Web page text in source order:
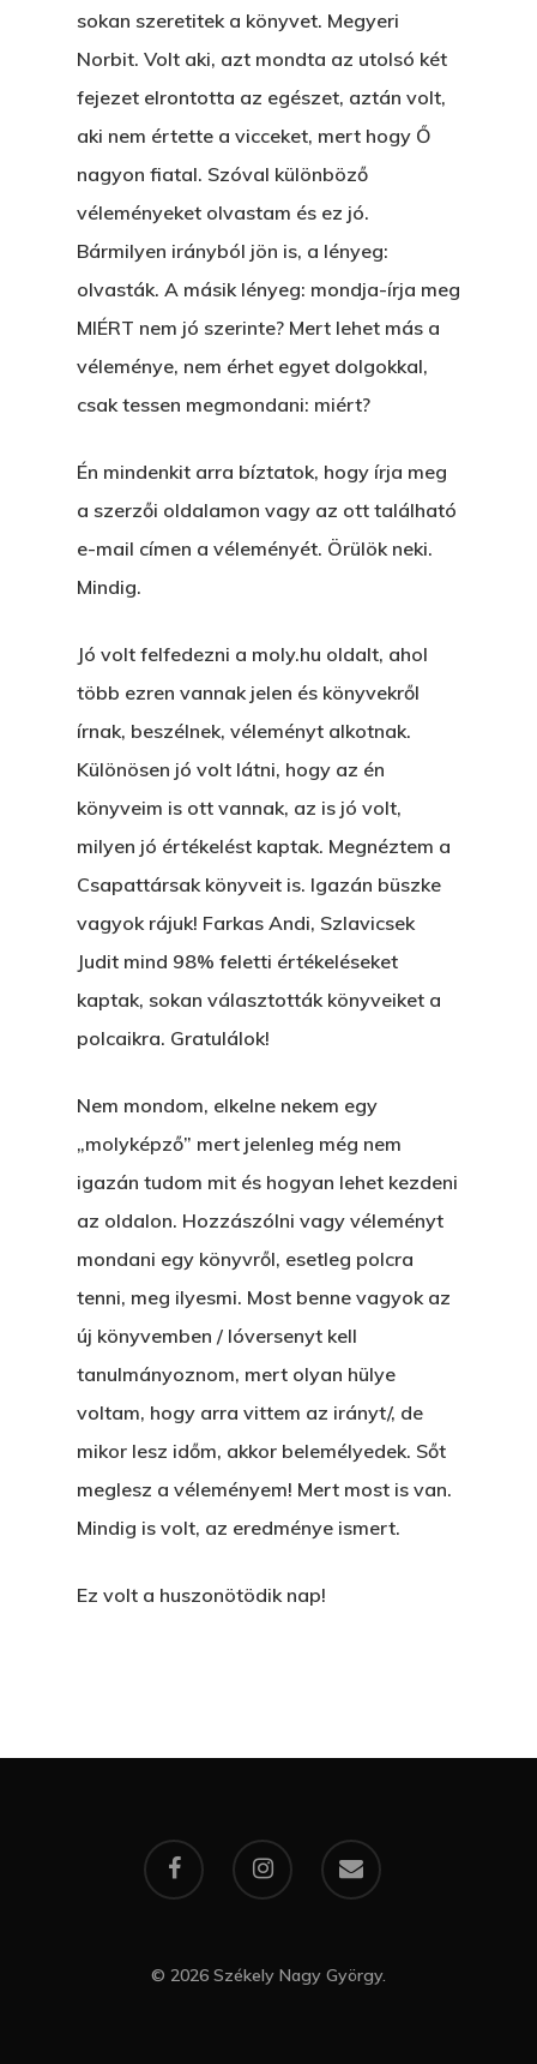
sokan szeretitek a könyvet. Megyeri
Norbit. Volt aki, azt mondta az utolsó két
fejezet elrontotta az egészet, aztán volt,
aki nem értette a vicceket, mert hogy Ő
nagyon fiatal. Szóval különböző
véleményeket olvastam és ez jó.
Bármilyen irányból jön is, a lényeg:
olvasták. A másik lényeg: mondja-írja meg
MIÉRT nem jó szerinte? Mert lehet más a
véleménye, nem érhet egyet dolgokkal,
csak tessen megmondani: miért?
Én mindenkit arra bíztatok, hogy írja meg
a szerzői oldalamon vagy az ott található
e-mail címen a véleményét. Örülök neki.
Mindig.
Jó volt felfedezni a moly.hu oldalt, ahol
több ezren vannak jelen és könyvekről
írnak, beszélnek, véleményt alkotnak.
Különösen jó volt látni, hogy az én
könyveim is ott vannak, az is jó volt,
milyen jó értékelést kaptak. Megnéztem a
Csapattársak könyveit is. Igazán büszke
vagyok rájuk! Farkas Andi, Szlavicsek
Judit mind 98% feletti értékeléseket
kaptak, sokan választották könyveiket a
polcaikra. Gratulálok!
Nem mondom, elkelne nekem egy
„molyképző” mert jelenleg még nem
igazán tudom mit és hogyan lehet kezdeni
az oldalon. Hozzászólni vagy véleményt
mondani egy könyvről, esetleg polcra
tenni, meg ilyesmi. Most benne vagyok az
új könyvemben / lóversenyt kell
tanulmányoznom, mert olyan hülye
voltam, hogy arra vittem az irányt/, de
mikor lesz időm, akkor belemélyedek. Sőt
meglesz a véleményem! Mert most is van.
Mindig is volt, az eredménye ismert.
Ez volt a huszonötödik nap!
© 2026 Székely Nagy György.